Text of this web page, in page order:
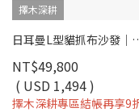
擇木深耕
日耳曼L型貓抓布沙發｜滑
NT$49,800
( USD 1,494 )
擇木深耕專區結帳再享9